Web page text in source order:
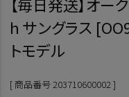
h サングラス
トモデル
商品番号 203710600002